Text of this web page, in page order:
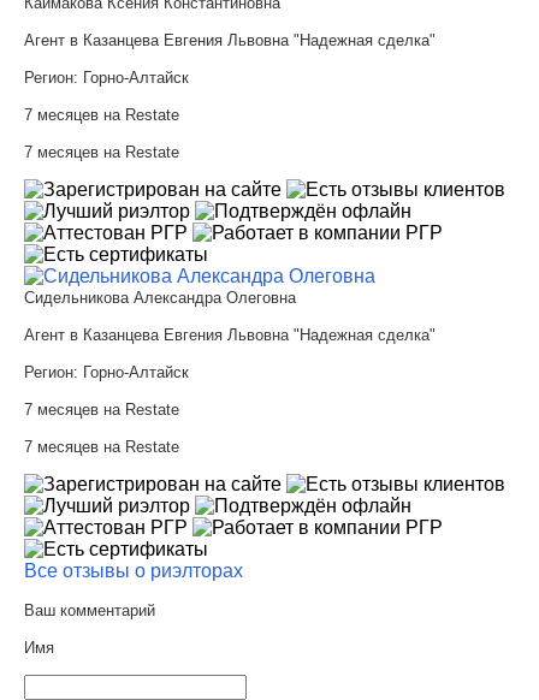
Агент в Казанцева Евгения Львовна "Надежная сделка"
Регион: Горно-Алтайск
7 месяцев на Restate
7 месяцев на Restate
Сидельникова Александра Олеговна
Агент в Казанцева Евгения Львовна "Надежная сделка"
Регион: Горно-Алтайск
7 месяцев на Restate
7 месяцев на Restate
Все отзывы о риэлторах
Ваш комментарий
Имя